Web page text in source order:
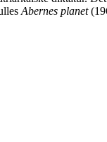
Abernes planet